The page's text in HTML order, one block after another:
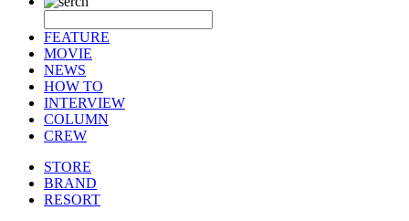
FEATURE
MOVIE
NEWS
HOW TO
INTERVIEW
COLUMN
CREW
STORE
BRAND
RESORT